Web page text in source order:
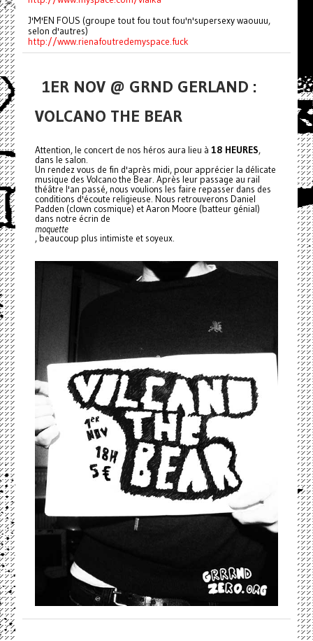
J'M'EN FOUS (groupe tout fou tout fou'n'supersexy waouuu,
selon d'autres)
http://www.rienafoutredemyspace.fuck
1ER NOV @ GRND GERLAND :
VOLCANO THE BEAR
Attention, le concert de nos héros aura lieu à 18 HEURES,
dans le salon.
Un rendez vous de fin d'après midi, pour apprécier la délicate
musique des Volcano the Bear. Après leur passage au rail
théâtre l'an passé, nous voulions les faire repasser dans des
conditions d'écoute religieuse. Nous retrouverons Daniel
Padden (clown cosmique) et Aaron Moore (batteur génial)
dans notre écrin de
moquette
, beaucoup plus intimiste et soyeux.